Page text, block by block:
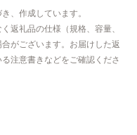
、作成しています。
返礼品の仕様（規格、容量、
がございます。お届けした返
注意書きなどをご確認くださ